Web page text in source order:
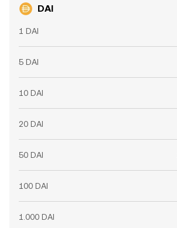
DAI
1 DAI
5 DAI
10 DAI
20 DAI
50 DAI
100 DAI
1.000 DAI